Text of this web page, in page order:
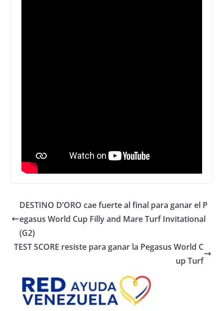
DESTINO D’ORO cae fuerte al final para ganar el P
egasus World Cup Filly and Mare Turf Invitational
(G2)
TEST SCORE resiste para ganar la Pegasus World C
up Turf